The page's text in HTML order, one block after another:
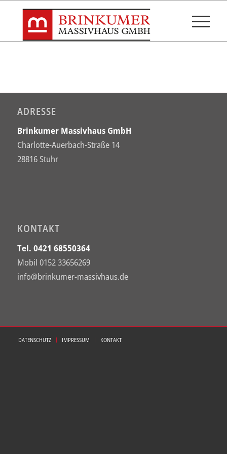
ADRESSE
Brinkumer Massivhaus GmbH
Charlotte-Auerbach-Straße 14
28816 Stuhr
KONTAKT
Tel. 0421 68550364
Mobil 0152 33656269
info@brinkumer-massivhaus.de
DATENSCHUTZ IMPRESSUM KONTAKT